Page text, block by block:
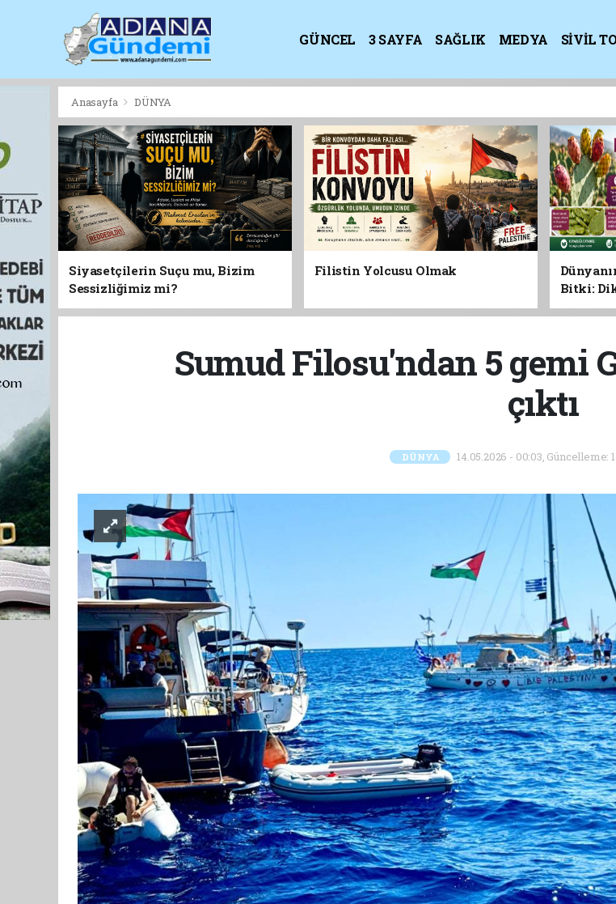
GÜNCEL 3 SAYFA SAĞLIK MEDYA SİVİL
Anasayfa DÜNYA
Siyasetçilerin Suçu mu, Bizim
Sessizliğimiz mi?
Filistin Yolcusu Olmak
Bitki:
Sumud Filosu'ndan 5 gemi
çıktı
DÜNYA 14.05.2026 - 00:03, Güncelleme: